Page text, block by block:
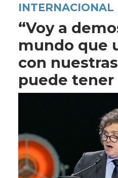
INTERNACIONAL
“Voy a
mundo que
con
puede tener